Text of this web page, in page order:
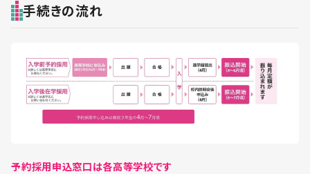
手続きの流れ
予約採用申込窓口は各高等学校です